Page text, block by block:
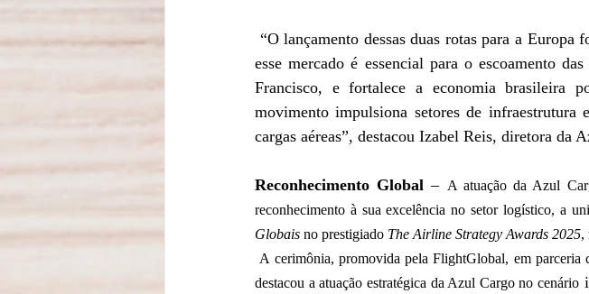
esse mercado é essencial para o escoamento
Francisco, e fortalece a economia brasileira
movimento impulsiona setores de
cargas aéreas”, destacou Izabel Reis, diretora da
Reconhecimento Global – A atuação da Azul
reconhecimento à sua excelência no setor logístico, a
Globais no prestigiado The Airline Strategy Awards 2025,
A cerimônia, promovida pela FlightGlobal, em parceria
destacou a atuação estratégica da Azul Cargo no cenário